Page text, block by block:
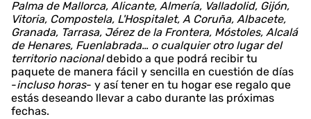
Palma de Mallorca, Alicante, Almería, Valladolid, Gijón,
Vitoria, Compostela, L'Hospitalet, A Coruña, Albacete,
Granada, Tarrasa, Jérez de la Frontera, Móstoles, Alcalá
de Henares, Fuenlabrada… o cualquier otro lugar del
territorio nacionaldebido a que podrá recibir tu
paquete de manera fácil y sencilla en cuestión de días
-incluso horas- y así tener en tu hogar ese regalo que
estás deseando llevar a cabo durante las próximas
fechas.